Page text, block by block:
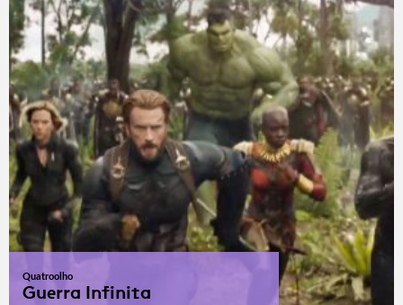
Quatroolho
Guerra Infinita